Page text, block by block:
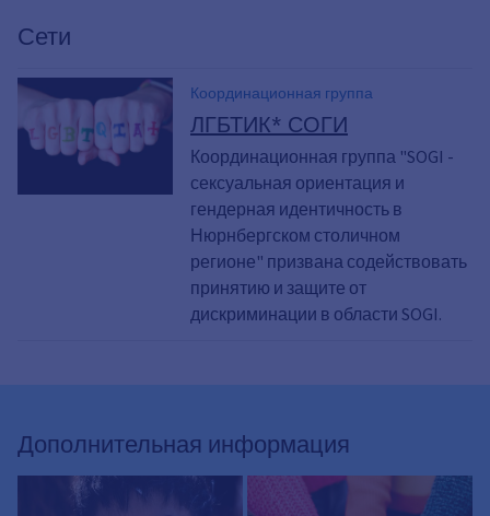
Сети
Координационная группа
ЛГБТИК* СОГИ
Координационная группа "SOGI -
сексуальная ориентация и
гендерная идентичность в
Нюрнбергском столичном
регионе" призвана содействовать
принятию и защите от
дискриминации в области SOGI.
Дополнительная информация